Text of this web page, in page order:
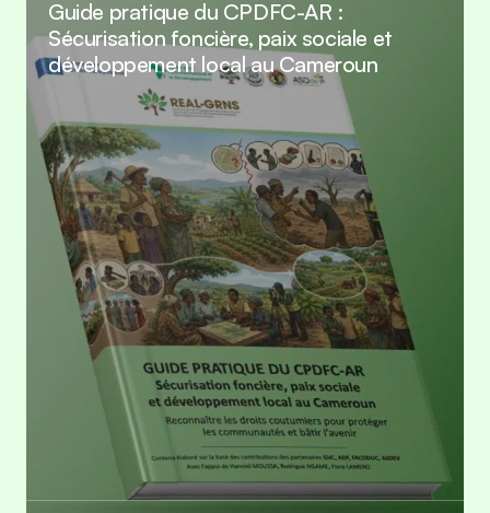
Guide pratique du CPDFC-AR :
Sécurisation foncière, paix sociale et
développement local au Cameroun